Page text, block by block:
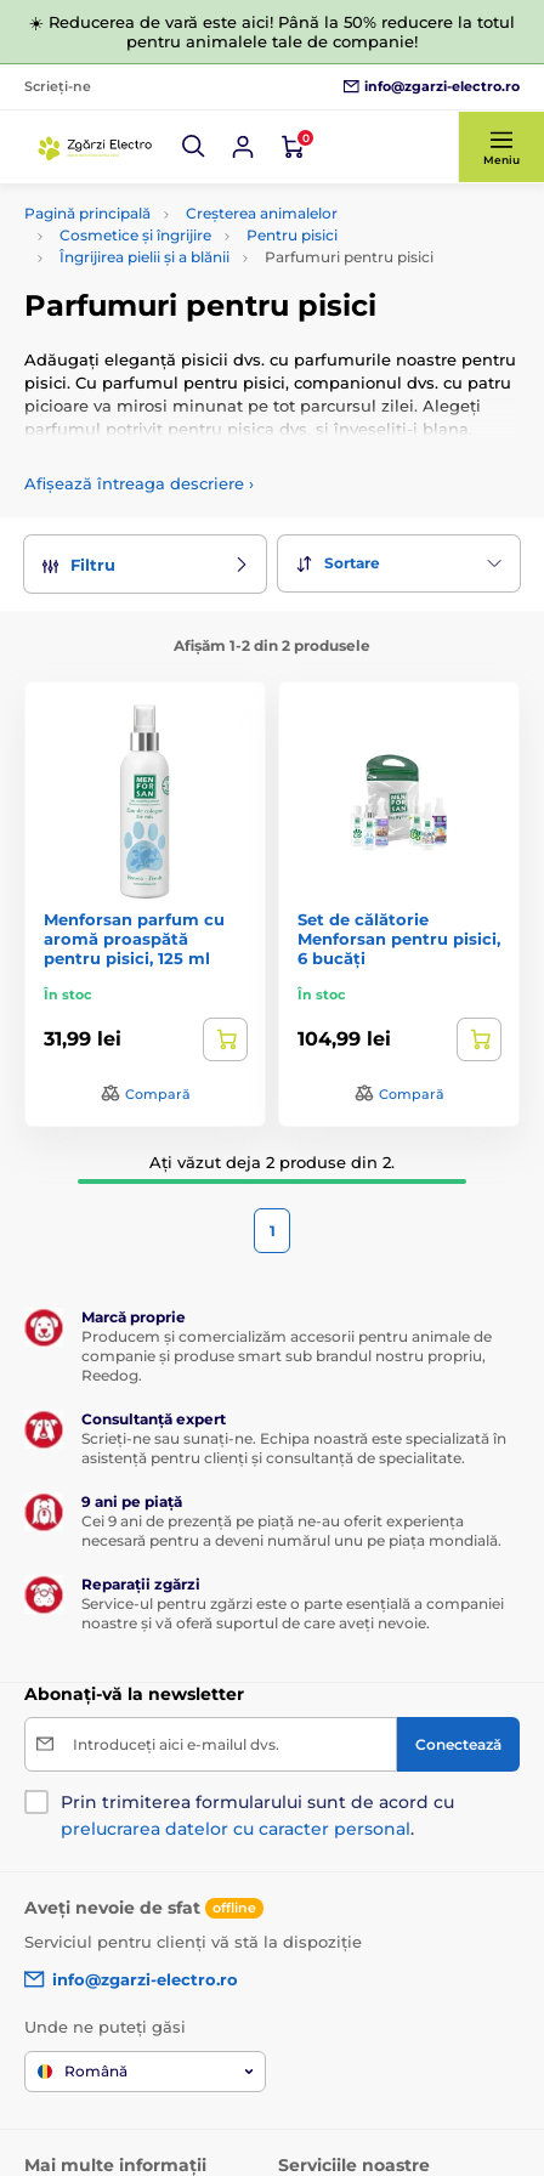
☀️ Reducerea de vară este aici! Până la 50% reducere la totul
pentru animalele tale de companie!
Scrieți-ne info@zgarzi-electro.ro
0
Meniu
Pagină principală
Creșterea animalelor
Cosmetice și îngrijire
Pentru pisici
Îngrijirea pielii și a blănii
Parfumuri pentru pisici
Parfumuri pentru pisici
Adăugați eleganță pisicii dvs. cu parfumurile noastre pentru
pisici. Cu parfumul pentru pisici, companionul dvs. cu patru
picioare va mirosi minunat pe tot parcursul zilei. Alegeți
parfumul potrivit pentru pisica dvs. și înveseliți-i blana.
Afișează întreaga descriere ›
Filtru Sortare
Afișăm 1-2 din 2 produsele
Menforsan parfum cu
aromă proaspătă
pentru pisici, 125 ml
În stoc
31,99 lei
Compară
Set de călătorie
Menforsan pentru pisici,
6 bucăți
În stoc
104,99 lei
Compară
Ați văzut deja 2 produse din 2.
1
Marcă proprie
Producem și comercializăm accesorii pentru animale de
companie și produse smart sub brandul nostru propriu,
Reedog.
Consultanță expert
Scrieți-ne sau sunați-ne. Echipa noastră este specializată în
asistență pentru clienți și consultanță de specialitate.
9 ani pe piață
Cei 9 ani de prezență pe piață ne-au oferit experiența
necesară pentru a deveni numărul unu pe piața mondială.
Reparații zgărzi
Service-ul pentru zgărzi este o parte esențială a companiei
noastre și vă oferă suportul de care aveți nevoie.
Abonați-vă la newsletter
Introduceți aici e-mailul dvs. Conectează
Prin trimiterea formularului sunt de acord cu
prelucrarea datelor cu caracter personal.
Aveți nevoie de sfat offline
Serviciul pentru clienți vă stă la dispoziție
info@zgarzi-electro.ro
Unde ne puteți găsi
Română
Mai multe informații Serviciile noastre